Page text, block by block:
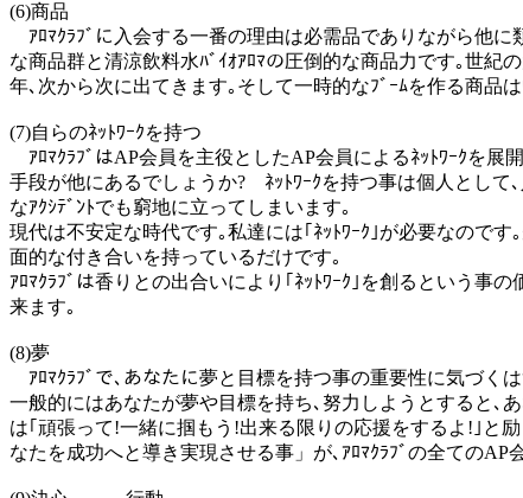
(6)商品
ｱﾛﾏｸﾗﾌﾞに入会する一番の理由は必需品でありながら他に
な商品群と清涼飲料水ﾊﾞｲｵｱﾛﾏの圧倒的な商品力です｡世
年､次から次に出てきます｡そして一時的なﾌﾞｰﾑを作る商品
(7)自らのﾈｯﾄﾜｰｸを持つ
ｱﾛﾏｸﾗﾌﾞはAP会員を主役としたAP会員によるﾈｯﾄﾜｰｸを展
手段が他にあるでしょうか? ﾈｯﾄﾜｰｸを持つ事は個人として
なｱｸｼﾃﾞﾝﾄでも窮地に立ってしまいます｡
現代は不安定な時代です｡私達には｢ﾈｯﾄﾜｰｸ｣が必要なので
面的な付き合いを持っているだけです｡
ｱﾛﾏｸﾗﾌﾞは香りとの出合いにより｢ﾈｯﾄﾜｰｸ｣を創るという事
来ます｡
(8)夢
ｱﾛﾏｸﾗﾌﾞで､あなたに夢と目標を持つ事の重要性に気づく
一般的にはあなたが夢や目標を持ち､努力しようとすると､
は｢頑張って!一緒に掴もう!出来る限りの応援をするよ!｣と
なたを成功へと導き実現させる事」が､ｱﾛﾏｸﾗﾌﾞの全てのAP